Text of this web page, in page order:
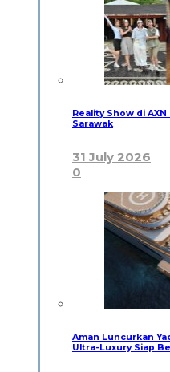
Reality Show di
Sarawak
31 July 2026
0
Aman Luncurkan
Ultra-Luxury Siap